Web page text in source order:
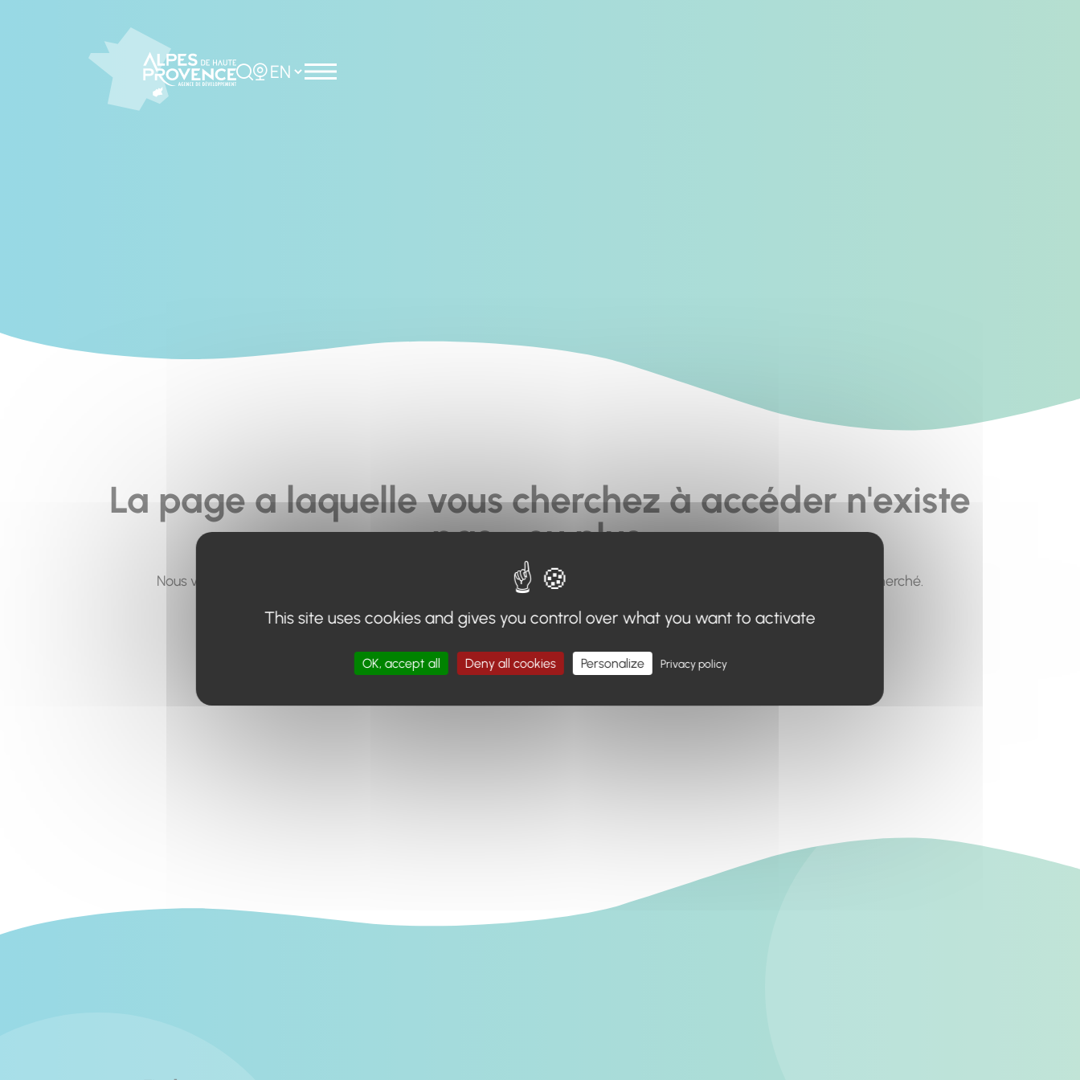
Rechercher
Choisir la langue
La page a laquelle vous cherchez à accéder n'existe
pas... ou plus.
Nous vous invitons à utiliser le moteur de recherche en haut de page, ou à utiliser le menu pour trouver le contenu recherché.
Retour à l'accueil
This site uses cookies and gives you control over what you want to activate
OK, accept all Deny all cookies Personalize Privacy policy